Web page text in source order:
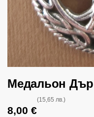
Медальон
8,00 €
(15,65 лв.)